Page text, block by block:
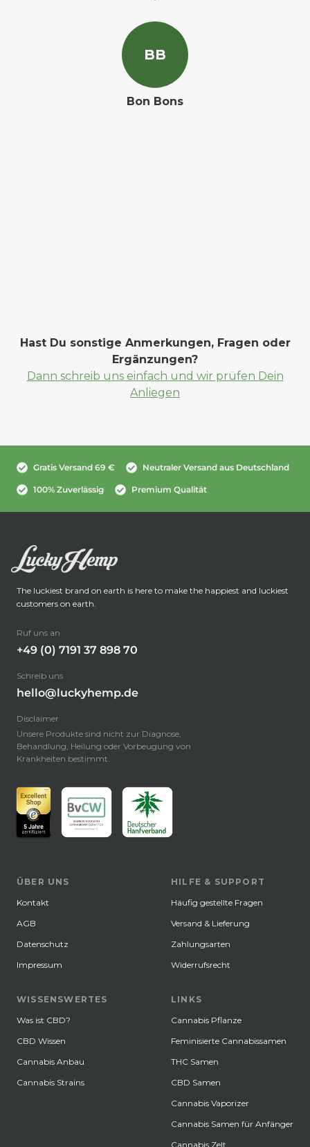
BB
Bon Bons
Hast Du sonstige Anmerkungen, Fragen oder
Ergänzungen?
Dann schreib uns einfach und wir prüfen Dein
Anliegen
Gratis Versand 69 € Neutraler Versand aus Deutschland
100% Zuverlässig Premium Qualität
The luckiest brand on earth is here to make the happiest and luckiest
customers on earth.
Ruf uns an
+49 (0) 7191 37 898 70
Schreib uns
hello@luckyhemp.de
Disclaimer
Unsere Produkte sind nicht zur Diagnose,
Behandlung, Heilung oder Vorbeugung von
Krankheiten bestimmt.
ÜBER UNS
Kontakt
AGB
Datenschutz
Impressum
WISSENSWERTES
Was ist CBD?
CBD Wissen
Cannabis Anbau
Cannabis Strains
HILFE & SUPPORT
Häufig gestellte Fragen
Versand & Lieferung
Zahlungsarten
Widerrufsrecht
LINKS
Cannabis Pflanze
Feminisierte Cannabissamen
THC Samen
CBD Samen
Cannabis Vaporizer
Cannabis Samen für Anfänger
Cannabis Zelt